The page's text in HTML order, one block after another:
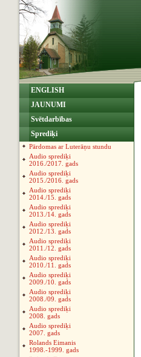
ENGLISH
JAUNUMI
Svētdarbības
Sprediķi
Pārdomas ar Luterāņu stundu
Audio sprediķi
2016./2017. gads
Audio sprediķi
2015./2016. gads
Audio sprediķi
2014./15. gads
Audio sprediķi
2013./14. gads
Audio sprediķi
2012./13. gads
Audio sprediķi
2011./12. gads
Audio sprediķi
2010./11. gads
Audio sprediķi
2009./10. gads
Audio sprediķi
2008./09. gads
Audio sprediķi
2008. gads
Audio sprediķi
2007. gads
Rolands Eimanis
1998.-1999. gads